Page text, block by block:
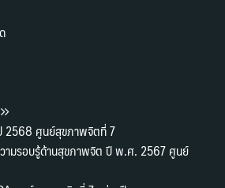
2568 ศูนย์สุขภาพจิตที่ 7
ามรอบรู้ด้านสุขภาพจิต ปี พ.ศ. 2567 ศูนย์